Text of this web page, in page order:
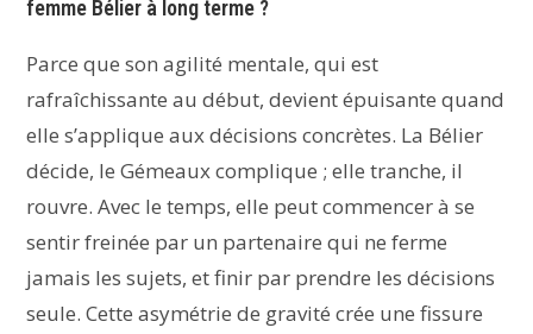
femme Bélier à long terme ?
Parce que son agilité mentale, qui est
rafraîchissante au début, devient épuisante quand
elle s’applique aux décisions concrètes. La Bélier
décide, le Gémeaux complique ; elle tranche, il
rouvre. Avec le temps, elle peut commencer à se
sentir freinée par un partenaire qui ne ferme
jamais les sujets, et finir par prendre les décisions
seule. Cette asymétrie de gravité crée une fissure